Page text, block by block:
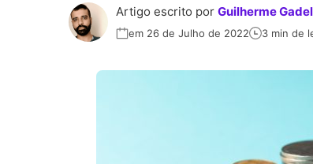
Artigo escrito por Guilherme
em 26 de Julho de 2022 3 min de